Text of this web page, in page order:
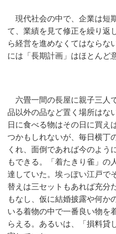
現代社会の中で、企業は短
て、業績を見て修正を繰り返
ら経営を進めなくてはならな
には「長期計画」はほとんど
六畳一間の長屋に親子三人
品以外の品など置く場所はな
日に食べる物はその日に買え
つかもしれないが、毎日横丁
くれ、面倒であれば今のよう
もできる。「着たきり雀」の
達していた。埃っぽい江戸で
替えは三セットもあれば充分
もなし、仮に結婚披露や何か
いる着物の中で一番良い物を
らえる。あるいは、「損料貸